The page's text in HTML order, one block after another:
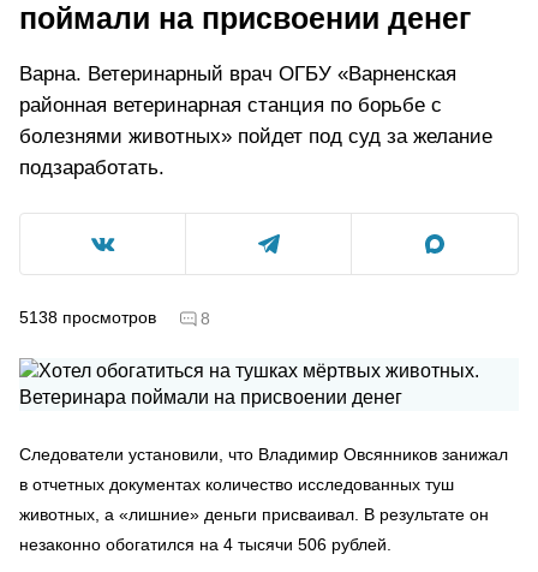
поймали на присвоении денег
Варна. Ветеринарный врач ОГБУ «Варненская
районная ветеринарная станция по борьбе с
болезнями животных» пойдет под суд за желание
подзаработать.
5138 просмотров 8
Следователи установили, что Владимир Овсянников занижал
в отчетных документах количество исследованных туш
животных, а «лишние» деньги присваивал. В результате он
незаконно обогатился на 4 тысячи 506 рублей.